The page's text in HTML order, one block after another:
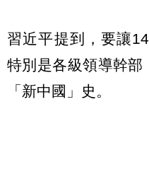
習近平提到，要讓
特別是各級領導幹部
「新中國」史。